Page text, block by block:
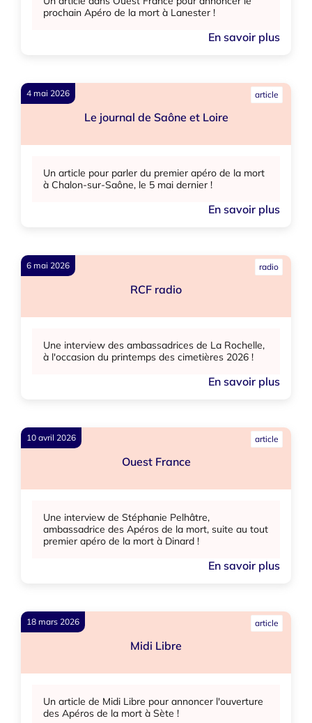
prochain Apéro de la mort à Lanester !
En savoir plus
4 mai 2026 article
Le journal de Saône et Loire
Un article pour parler du premier apéro de la mort
à Chalon-sur-Saône, le 5 mai dernier !
En savoir plus
6 mai 2026 radio
RCF radio
Une interview des ambassadrices de La Rochelle,
à l'occasion du printemps des cimetières 2026 !
En savoir plus
10 avril 2026 article
Ouest France
Une interview de Stéphanie Pelhâtre,
ambassadrice des Apéros de la mort, suite au tout
premier apéro de la mort à Dinard !
En savoir plus
18 mars 2026 article
Midi Libre
Un article de Midi Libre pour annoncer l'ouverture
des Apéros de la mort à Sète !